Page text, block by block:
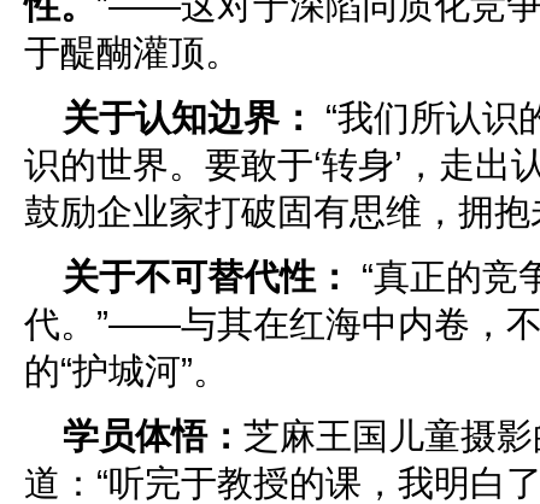
于醍醐灌顶。
关于认知边界：
“我们所认识
识的世界。要敢于‘转身’，走出
鼓励企业家打破固有思维，拥
关于不可替代性：
“真正的竞
代。”——与其在红海中内卷，
的“护城河”。
学员体悟： 芝麻王国儿童摄
道：“听完于教授的课，我明白